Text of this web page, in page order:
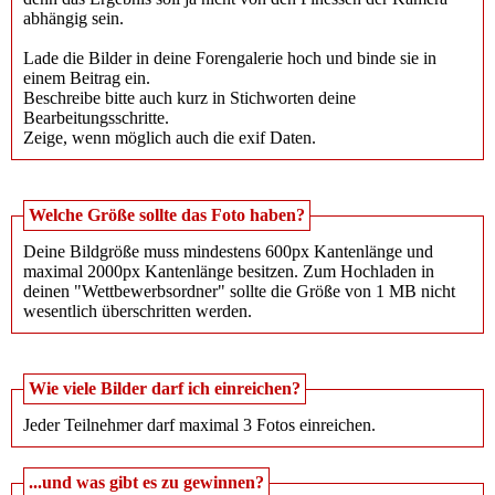
abhängig sein.
Lade die Bilder in deine Forengalerie hoch und binde sie in
einem Beitrag ein.
Beschreibe bitte auch kurz in Stichworten deine
Bearbeitungsschritte.
Zeige, wenn möglich auch die exif Daten.
Welche Größe sollte das Foto haben?
Deine Bildgröße muss mindestens 600px Kantenlänge und
maximal 2000px Kantenlänge besitzen. Zum Hochladen in
deinen "Wettbewerbsordner" sollte die Größe von 1 MB nicht
wesentlich überschritten werden.
Wie viele Bilder darf ich einreichen?
Jeder Teilnehmer darf maximal 3 Fotos einreichen.
...und was gibt es zu gewinnen?